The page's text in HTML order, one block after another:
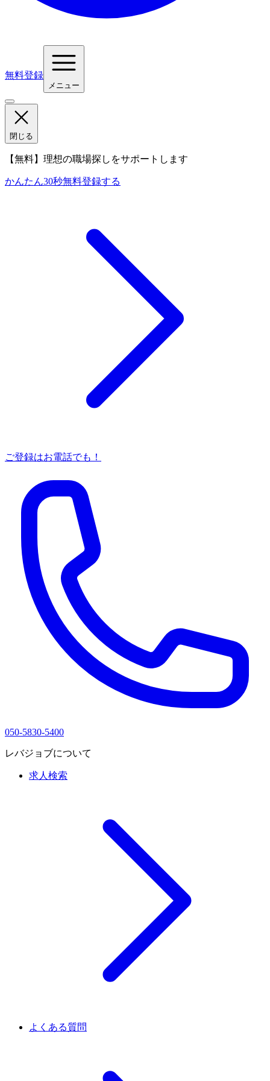
無料登録
メニュー
閉じる
【無料】理想の職場探しをサポートします
かんたん30秒無料登録する
ご登録はお電話でも！
050-5830-5400
レバジョブについて
求人検索
よくある質問